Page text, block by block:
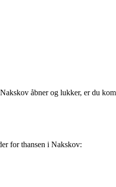
åbner og lukker, er du
for thansen i Nakskov: